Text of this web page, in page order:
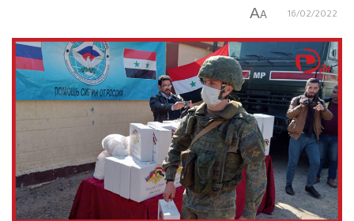
16/02/2022
A
A